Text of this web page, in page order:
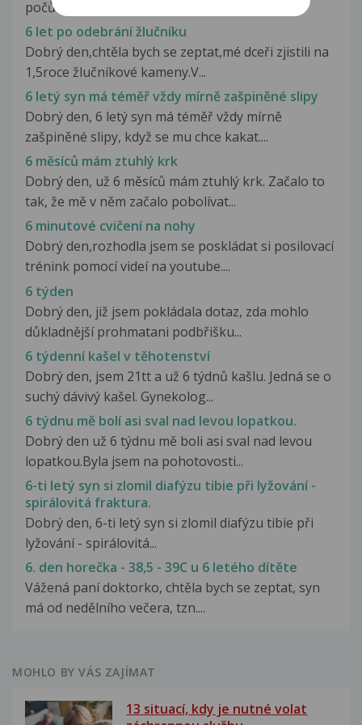
počůrávat, aniž by o tom...
6 let po odebrání žlučníku
Dobrý den,chtěla bych se zeptat,mé dceři zjistili na
1,5roce žlučníkové kameny.V...
6 letý syn má téměř vždy mírně zašpiněné slipy
Dobrý den, 6 letý syn má téměř vždy mírně
zašpiněné slipy, když se mu chce kakat....
6 měsíců mám ztuhlý krk
Dobrý den, už 6 měsíců mám ztuhlý krk. Začalo to
tak, že mě v něm začalo pobolívat...
6 minutové cvičení na nohy
Dobrý den,rozhodla jsem se poskládat si posilovací
trénink pomocí videí na youtube....
6 týden
Dobrý den, již jsem pokládala dotaz, zda mohlo
důkladnější prohmatani podbřišku...
6 týdenní kašel v těhotenství
Dobrý den, jsem 21tt a už 6 týdnů kašlu. Jedná se o
suchý dávivý kašel. Gynekolog...
6 týdnu mě bolí asi sval nad levou lopatkou.
Dobrý den už 6 týdnu mě boli asi sval nad levou
lopatkou.Byla jsem na pohotovosti...
6-ti letý syn si zlomil diafýzu tibie při lyžování -
spirálovitá fraktura.
Dobrý den, 6-ti letý syn si zlomil diafýzu tibie při
lyžování - spirálovitá...
6. den horečka - 38,5 - 39C u 6 letého dítěte
Vážená paní doktorko, chtěla bych se zeptat, syn
má od nedělního večera, tzn....
MOHLO BY VÁS ZAJÍMAT
13 situací, kdy je nutné volat